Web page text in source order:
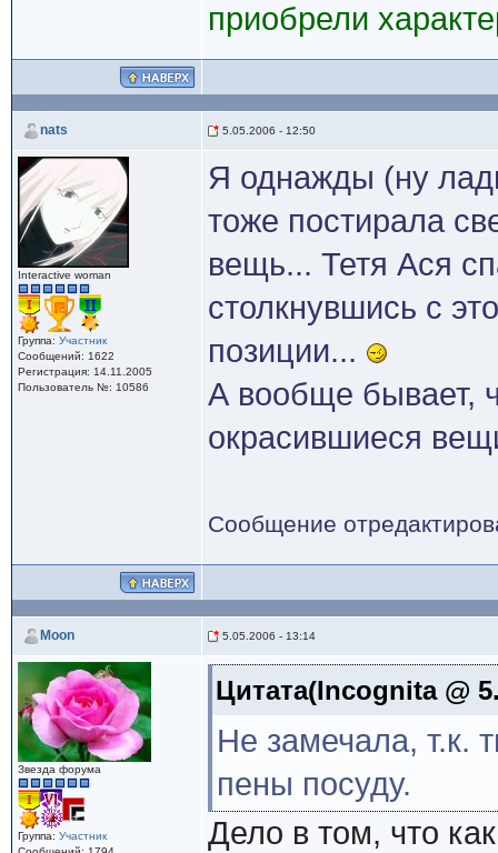
приобрели
nats 5.05.2006 - 12:50
Interactive woman
Группа: Участник
Сообщений: 1622
Регистрация: 14.11.2005
Пользователь №: 10586
Я однажды (ну
тоже постирала
вещь... Тетя Ася
столкнувшись с
позиции...
А вообще бывает,
окрасившиеся
Сообщение
Moon 5.05.2006 - 13:14
Звезда форума
Группа: Участник
Цитата(Incognita @
Не замечала, т.к.
пены посуду.
Дело в том, что